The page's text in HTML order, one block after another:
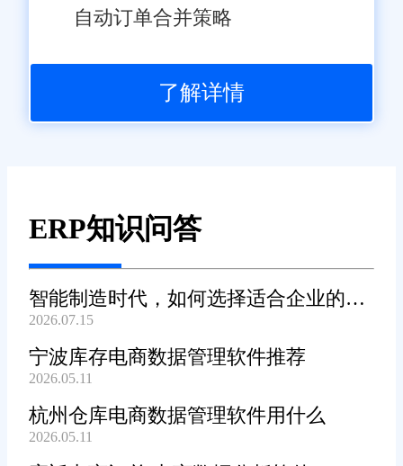
自动订单合并策略
了解详情
ERP知识问答
智能制造时代，如何选择适合企业的
WMS系统?
2026.07.15
宁波库存电商数据管理软件推荐
2026.05.11
杭州仓库电商数据管理软件用什么
2026.05.11